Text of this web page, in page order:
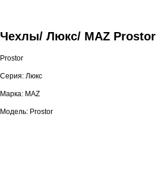
Чехлы/ Люкс/ MAZ Prostor
Prostor
Серия: Люкс
Марка: MAZ
Модель: Prostor